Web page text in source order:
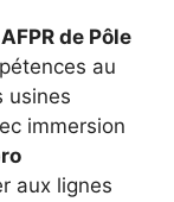
AFPR de Pôle
au
usines
immersion
aux lignes